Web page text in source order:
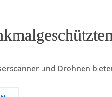
und Drohnen